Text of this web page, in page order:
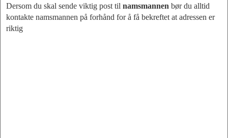
Dersom du skal sende viktig post til namsmannen bør du alltid
kontakte namsmannen på forhånd for å få bekreftet at adressen er
riktig